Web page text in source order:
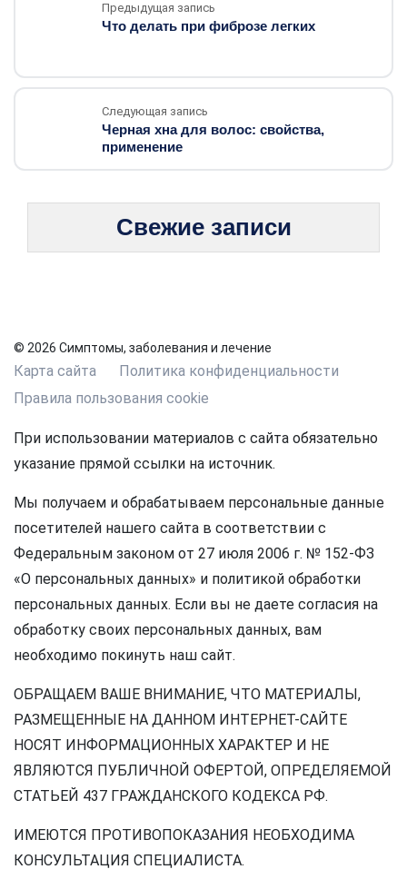
Предыдущая запись
Что делать при фиброзе легких
Следующая запись
Черная хна для волос: свойства,
применение
Свежие записи
© 2026 Симптомы, заболевания и лечение
Карта сайта
Политика конфиденциальности
Правила пользования cookie
При использовании материалов с сайта обязательно
указание прямой ссылки на источник.
Мы получаем и обрабатываем персональные данные
посетителей нашего сайта в соответствии с
Федеральным законом от 27 июля 2006 г. № 152-ФЗ
«О персональных данных» и политикой обработки
персональных данных. Если вы не даете согласия на
обработку своих персональных данных, вам
необходимо покинуть наш сайт.
ОБРАЩАЕМ ВАШЕ ВНИМАНИЕ, ЧТО МАТЕРИАЛЫ,
РАЗМЕЩЕННЫЕ НА ДАННОМ ИНТЕРНЕТ-САЙТЕ
НОСЯТ ИНФОРМАЦИОННЫХ ХАРАКТЕР И НЕ
ЯВЛЯЮТСЯ ПУБЛИЧНОЙ ОФЕРТОЙ, ОПРЕДЕЛЯЕМОЙ
СТАТЬЕЙ 437 ГРАЖДАНСКОГО КОДЕКСА РФ.
ИМЕЮТСЯ ПРОТИВОПОКАЗАНИЯ НЕОБХОДИМА
КОНСУЛЬТАЦИЯ СПЕЦИАЛИСТА.